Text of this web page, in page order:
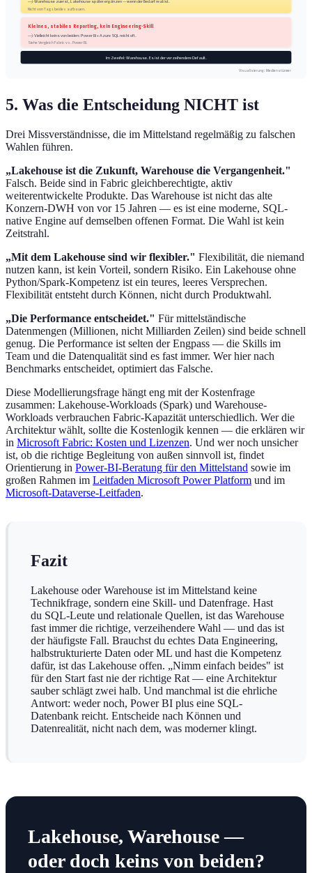
→ Warehouse zuerst, Lakehouse später ergänzen — wenn der Bedarf real ist.
Nicht von Tag 1 beides aufbauen.
Kleines, stabiles Reporting, kein Engineering-Skill
→ Vielleicht keins von beiden: Power BI + Azure SQL reicht oft.
Siehe Vergleich Fabric vs. Power BI.
Im Zweifel: Warehouse. Es ist der verzeihendere Default.
Visualisierung: Medienstürmer
5. Was die Entscheidung NICHT ist
Drei Missverständnisse, die im Mittelstand regelmäßig zu falschen
Wahlen führen.
„Lakehouse ist die Zukunft, Warehouse die Vergangenheit."
Falsch. Beide sind in Fabric gleichberechtigte, aktiv
weiterentwickelte Produkte. Das Warehouse ist nicht das alte
Konzern-DWH von vor 15 Jahren — es ist eine moderne, SQL-
native Engine auf demselben offenen Format. Die Wahl ist kein
Zeitstrahl.
„Mit dem Lakehouse sind wir flexibler." Flexibilität, die niemand
nutzen kann, ist kein Vorteil, sondern Risiko. Ein Lakehouse ohne
Python/Spark-Kompetenz ist ein teures, leeres Versprechen.
Flexibilität entsteht durch Können, nicht durch Produktwahl.
„Die Performance entscheidet." Für mittelständische
Datenmengen (Millionen, nicht Milliarden Zeilen) sind beide schnell
genug. Die Performance ist selten der Engpass — die Skills im
Team und die Datenqualität sind es fast immer. Wer hier nach
Benchmarks entscheidet, optimiert das Falsche.
Diese Modellierungsfrage hängt eng mit der Kostenfrage
zusammen: Lakehouse-Workloads (Spark) und Warehouse-
Workloads verbrauchen Fabric-Kapazität unterschiedlich. Wer die
Architektur wählt, sollte die Kostenlogik kennen — die erklären wir
in Microsoft Fabric: Kosten und Lizenzen. Und wer noch unsicher
ist, ob die richtige Begleitung von außen sinnvoll ist, findet
Orientierung in Power-BI-Beratung für den Mittelstand sowie im
großen Rahmen im Leitfaden Microsoft Power Platform und im
Microsoft-Dataverse-Leitfaden.
Fazit
Lakehouse oder Warehouse ist im Mittelstand keine
Technikfrage, sondern eine Skill- und Datenfrage. Hast
du SQL-Leute und relationale Quellen, ist das Warehouse
fast immer die richtige, verzeihendere Wahl — und das ist
der häufigste Fall. Brauchst du echtes Data Engineering,
halbstrukturierte Daten oder ML und hast die Kompetenz
dafür, ist das Lakehouse offen. „Nimm einfach beides" ist
für den Start fast nie der richtige Rat — eine Architektur
sauber schlägt zwei halb. Und manchmal ist die ehrliche
Antwort: weder noch, Power BI plus eine SQL-
Datenbank reicht. Entscheide nach Können und
Datenrealität, nicht nach dem, was moderner klingt.
Lakehouse, Warehouse —
oder doch keins von beiden?